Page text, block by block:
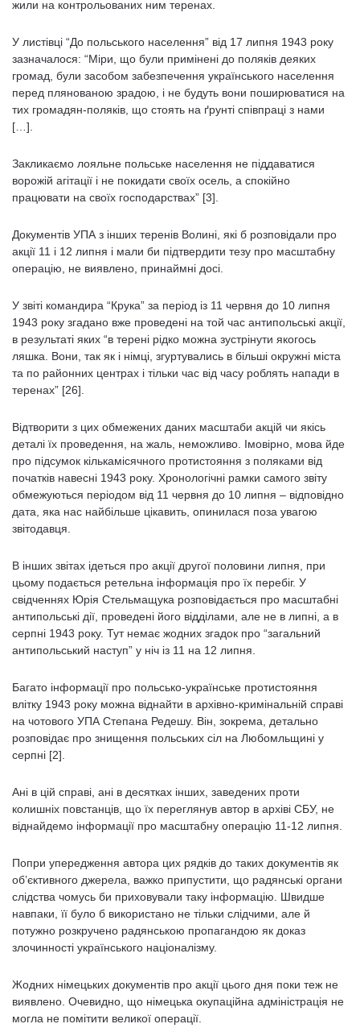
жили на контрольованих ним теренах.
У листівці “До польського населення” від 17 липня 1943 року
зазначалося: “Міри, що були примінені до поляків деяких
громад, були засобом забезпечення українського населення
перед плянованою зрадою, і не будуть вони поширюватися на
тих громадян-поляків, що стоять на ґрунті співпраці з нами
[…].
Закликаємо лояльне польське населення не піддаватися
ворожій агітації і не покидати своїх осель, а спокійно
працювати на своїх господарствах” [3].
Документів УПА з інших теренів Волині, які б розповідали про
акції 11 і 12 липня і мали би підтвердити тезу про масштабну
операцію, не виявлено, принаймні досі.
У звіті командира “Крука” за період із 11 червня до 10 липня
1943 року згадано вже проведені на той час антипольські акції,
в результаті яких “в терені рідко можна зустрінути якогось
ляшка. Вони, так як і німці, згуртувались в більші окружні міста
та по районних центрах і тільки час від часу роблять напади в
теренах” [26].
Відтворити з цих обмежених даних масштаби акцій чи якісь
деталі їх проведення, на жаль, неможливо. Імовірно, мова йде
про підсумок кількамісячного протистояння з поляками від
початків навесні 1943 року. Хронологічні рамки самого звіту
обмежуються періодом від 11 червня до 10 липня – відповідно
дата, яка нас найбільше цікавить, опинилася поза увагою
звітодавця.
В інших звітах ідеться про акції другої половини липня, при
цьому подається ретельна інформація про їх перебіг. У
свідченнях Юрія Стельмащука розповідається про масштабні
антипольські дії, проведені його відділами, але не в липні, а в
серпні 1943 року. Тут немає жодних згадок про “загальний
антипольський наступ” у ніч із 11 на 12 липня.
Багато інформації про польсько-українське протистояння
влітку 1943 року можна віднайти в архівно-кримінальній справі
на чотового УПА Степана Редешу. Він, зокрема, детально
розповідає про знищення польських сіл на Любомльщині у
серпні [2].
Ані в цій справі, ані в десятках інших, заведених проти
колишніх повстанців, що їх переглянув автор в архіві СБУ, не
віднайдемо інформації про масштабну операцію 11-12 липня.
Попри упередження автора цих рядків до таких документів як
об’єктивного джерела, важко припустити, що радянські органи
слідства чомусь би приховували таку інформацію. Швидше
навпаки, її було б використано не тільки слідчими, але й
потужно розкручено радянською пропагандою як доказ
злочинності українського націоналізму.
Жодних німецьких документів про акції цього дня поки теж не
виявлено. Очевидно, що німецька окупаційна адміністрація не
могла не помітити великої операції.